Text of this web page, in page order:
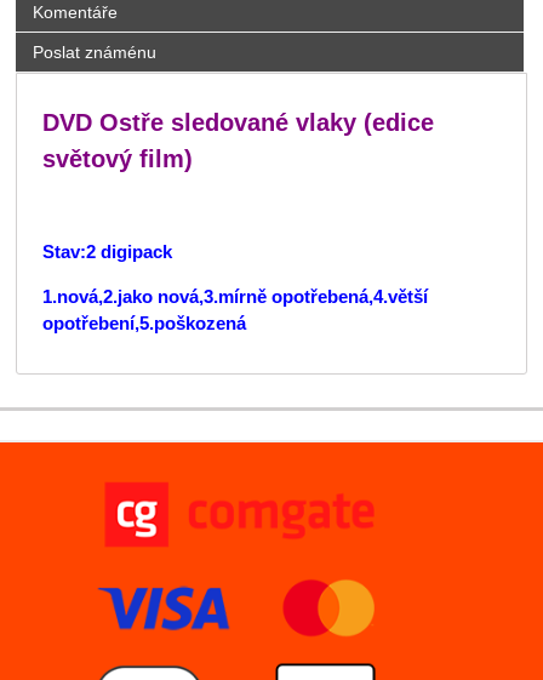
Komentáře
Poslat známénu
DVD Ostře sledované vlaky (edice
světový film)
Stav:2 digipack
1.nová,2.jako nová,3.mírně opotřebená,4.větší
opotřebení,5.poškozená